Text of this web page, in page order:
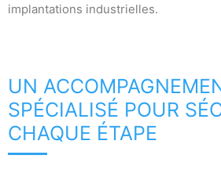
implantations industrielles.
UN
SPÉCIALISÉ POUR
CHAQUE ÉTAPE